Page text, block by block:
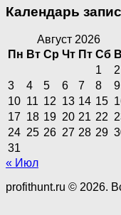
Календарь
Август 2026
Пн Вт Ср Чт Пт Сб
1
2
3
4 5 6 7 8
9
10 11 12 13 14 15
17 18 19 20 21 22
24 25 26 27 28 29
31
« Июл
profithunt.ru © 2026.